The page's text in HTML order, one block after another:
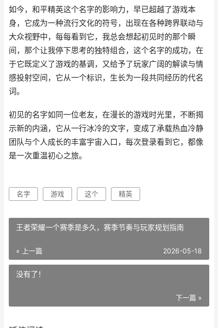
如今，和平精英这个名字的影响力，早已超越了游戏本
身，它成为一种流行文化的符号，出现在各种跨界联动与
大众视野中，每每看到它，我总会想起初见时的那个瞬
间，那个让我停下思考的独特组合，这个名字的成功，在
于它既定义了游戏的基调，又给予了玩家广阔的解读与情
感投射空间，它从一个标识，生长为一段共同经历的代名
词。
初见的名字如同一位老友，在漫长的游戏时光里，不断揭
示新的内涵，它从一行冰冷的文字，变成了承载热血冷静
团队与个人成长的丰富宇宙入口，每次登录看到它，都像
是一次重温初心之旅。
名字 游戏 这个 精英
王者荣耀一个赛季是多久，赛季节奏与玩家规划指南
« 上一篇 2026-05-18
没有了！
下一篇 »